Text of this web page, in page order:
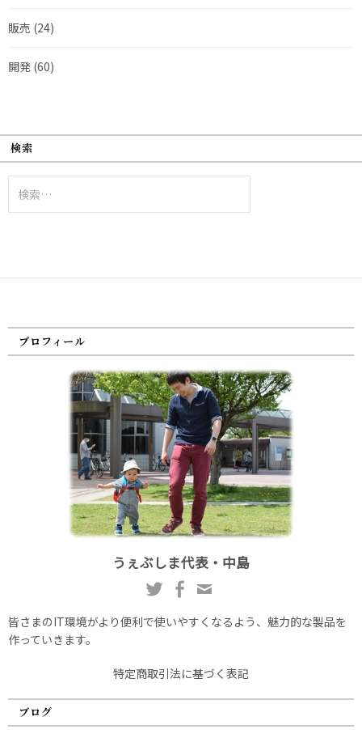
販売 (24)
開発 (60)
検索
索:
プロフィール
うぇぶしま代表・中島
皆さまのIT環境がより便利で使いやすくなるよう、魅力的な製品を
作っていきます。
特定商取引法に基づく表記
ブログ